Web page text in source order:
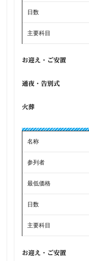
日数
主要科目
お迎え・ご安置
通夜・告別式
火葬
名称
参列者
最低価格
日数
主要科目
お迎え・ご安置